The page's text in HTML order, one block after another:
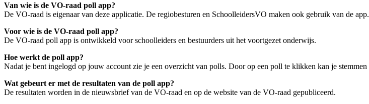
Van wie is de VO-raad poll app?
De VO-raad is eigenaar van deze applicatie. De regiobesturen en SchoolleidersVO maken ook gebruik van de app.
Voor wie is de VO-raad poll app?
De VO-raad poll app is ontwikkeld voor schoolleiders en bestuurders uit het voortgezet onderwijs.
Hoe werkt de poll app?
Nadat je bent ingelogd op jouw account zie je een overzicht van polls. Door op een poll te klikken kan je stemmen
Wat gebeurt er met de resultaten van de poll app?
De resultaten worden in de nieuwsbrief van de VO-raad en op de website van de VO-raad gepubliceerd.